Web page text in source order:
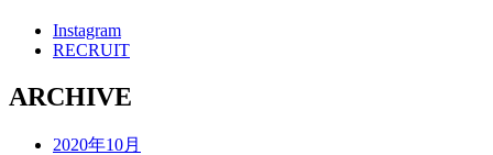
Instagram
RECRUIT
ARCHIVE
2020年10月